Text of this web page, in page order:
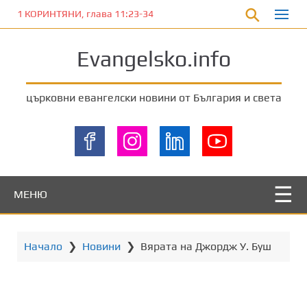
1 КОРИНТЯНИ, глава 11:23-34
Evangelsko.info
църковни евангелски новини от България и света
МЕНЮ
Начало ❯ Новини ❯ Вярата на Джордж У. Буш